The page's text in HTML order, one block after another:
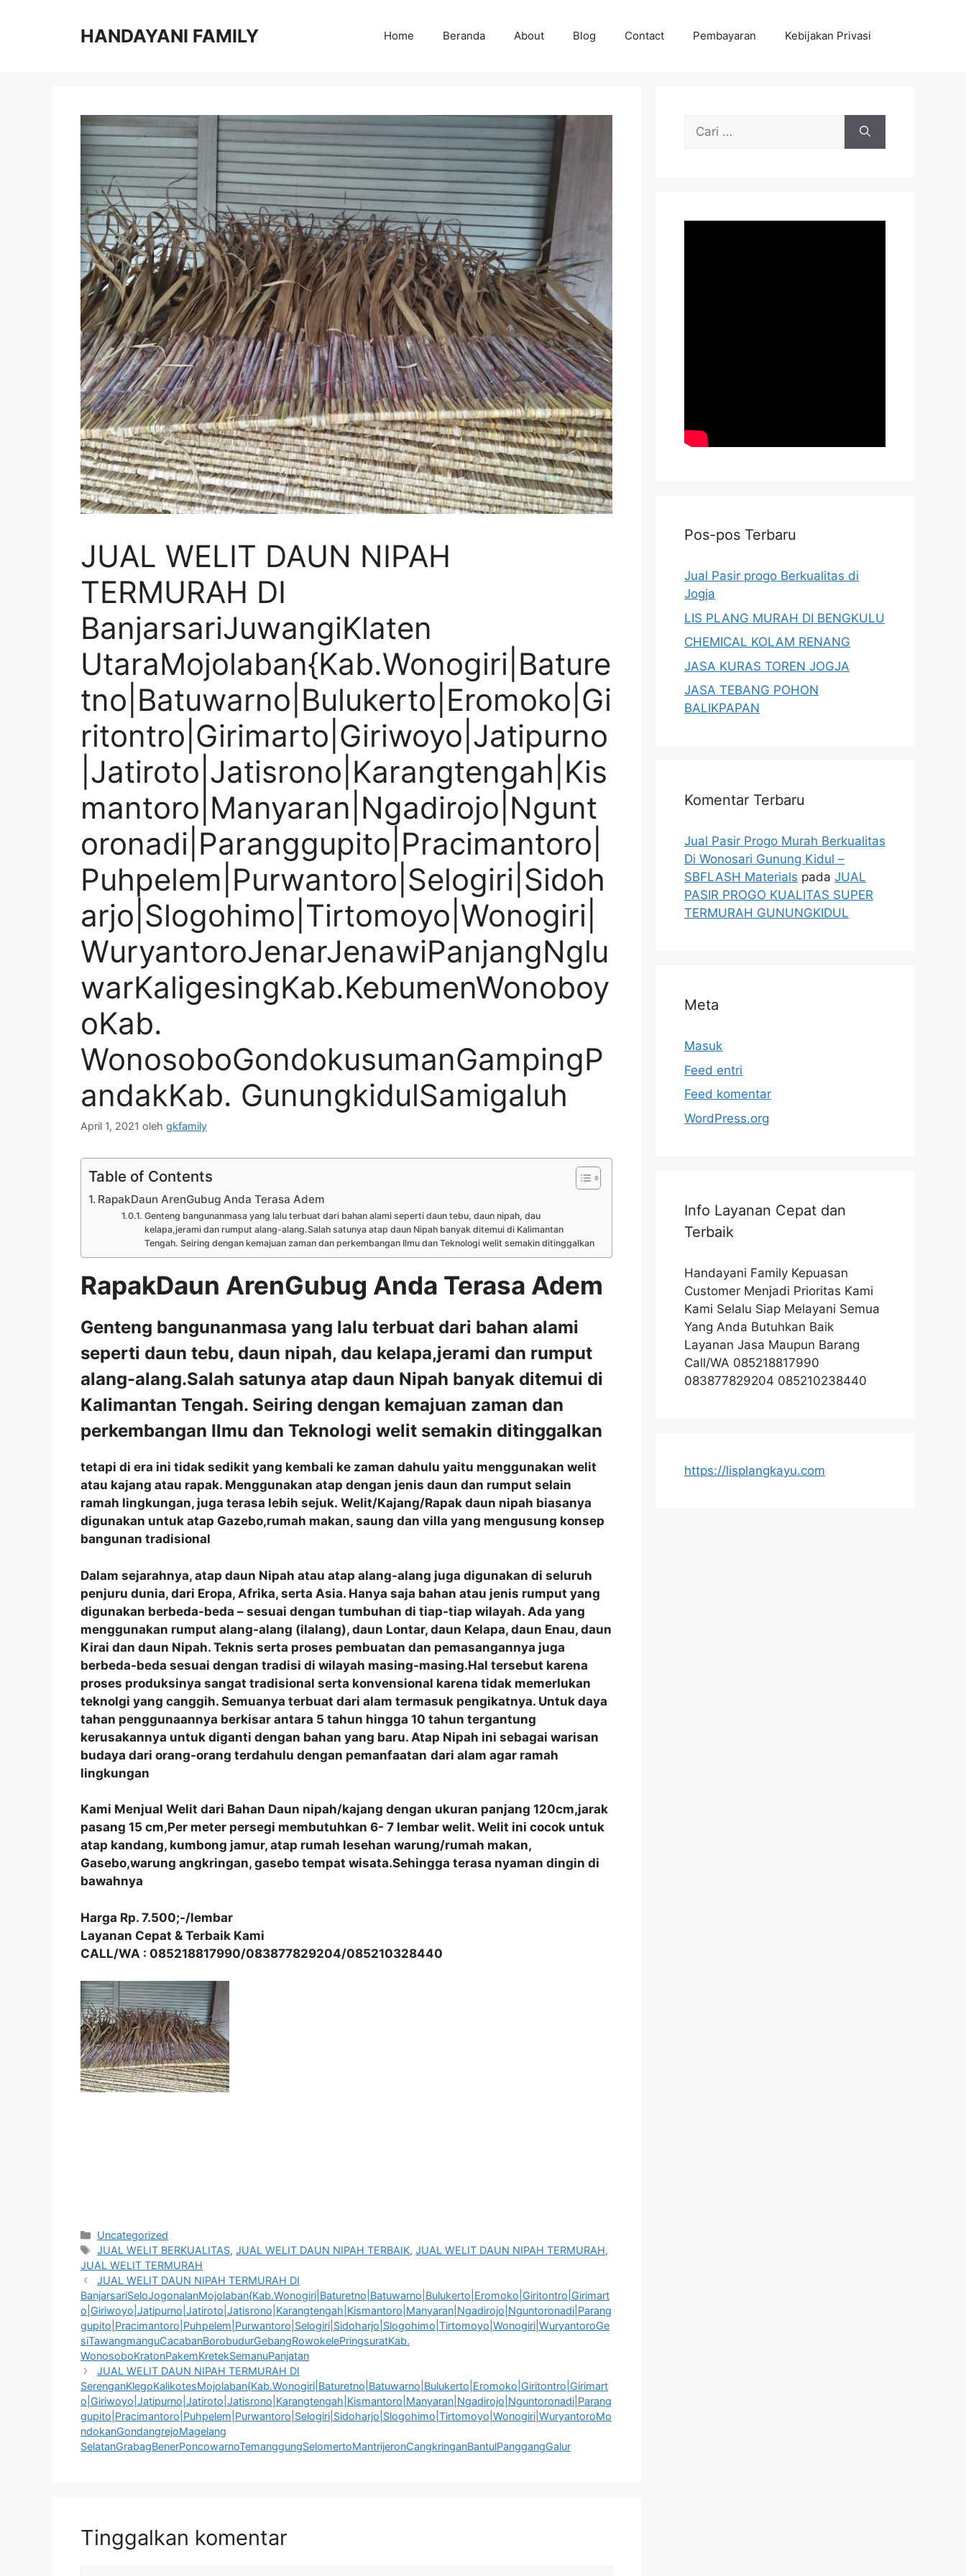
HANDAYANI FAMILY Home Beranda About Blog Contact Pembayaran Kebijakan Privasi
JUAL WELIT DAUN NIPAH
TERMURAH DI
BanjarsariJuwangiKlaten
UtaraMojolaban{Kab.Wonogiri|Bature
tno|Batuwarno|Bulukerto|Eromoko|Gi
ritontro|Girimarto|Giriwoyo|Jatipurno
|Jatiroto|Jatisrono|Karangtengah|Kis
mantoro|Manyaran|Ngadirojo|Ngunt
oronadi|Paranggupito|Pracimantoro|
Puhpelem|Purwantoro|Selogiri|Sidoh
arjo|Slogohimo|Tirtomoyo|Wonogiri|
WuryantoroJenarJenawiPanjangNglu
warKaligesingKab.KebumenWonoboy
oKab.
WonosoboGondokusumanGampingP
andakKab. GunungkidulSamigaluh
April 1, 2021 oleh gkfamily
Table of Contents
RapakDaun ArenGubug Anda Terasa Adem
Genteng bangunanmasa yang lalu terbuat dari bahan alami seperti daun tebu, daun nipah, dau
kelapa,jerami dan rumput alang-alang.Salah satunya atap daun Nipah banyak ditemui di Kalimantan
Tengah. Seiring dengan kemajuan zaman dan perkembangan Ilmu dan Teknologi welit semakin ditinggalkan
RapakDaun ArenGubug Anda Terasa Adem
Genteng bangunanmasa yang lalu terbuat dari bahan alami
seperti daun tebu, daun nipah, dau kelapa,jerami dan rumput
alang-alang.Salah satunya atap daun Nipah banyak ditemui di
Kalimantan Tengah. Seiring dengan kemajuan zaman dan
perkembangan Ilmu dan Teknologi welit semakin ditinggalkan
tetapi di era ini tidak sedikit yang kembali ke zaman dahulu yaitu menggunakan welit
atau kajang atau rapak. Menggunakan atap dengan jenis daun dan rumput selain
ramah lingkungan, juga terasa lebih sejuk. Welit/Kajang/Rapak daun nipah biasanya
digunakan untuk atap Gazebo,rumah makan, saung dan villa yang mengusung konsep
bangunan tradisional
Dalam sejarahnya, atap daun Nipah atau atap alang-alang juga digunakan di seluruh
penjuru dunia, dari Eropa, Afrika, serta Asia. Hanya saja bahan atau jenis rumput yang
digunakan berbeda-beda – sesuai dengan tumbuhan di tiap-tiap wilayah. Ada yang
menggunakan rumput alang-alang (ilalang), daun Lontar, daun Kelapa, daun Enau, daun
Kirai dan daun Nipah. Teknis serta proses pembuatan dan pemasangannya juga
berbeda-beda sesuai dengan tradisi di wilayah masing-masing.Hal tersebut karena
proses produksinya sangat tradisional serta konvensional karena tidak memerlukan
teknolgi yang canggih. Semuanya terbuat dari alam termasuk pengikatnya. Untuk daya
tahan penggunaannya berkisar antara 5 tahun hingga 10 tahun tergantung
kerusakannya untuk diganti dengan bahan yang baru. Atap Nipah ini sebagai warisan
budaya dari orang-orang terdahulu dengan pemanfaatan dari alam agar ramah
lingkungan
Kami Menjual Welit dari Bahan Daun nipah/kajang dengan ukuran panjang 120cm,jarak
pasang 15 cm,Per meter persegi membutuhkan 6- 7 lembar welit. Welit ini cocok untuk
atap kandang, kumbong jamur, atap rumah lesehan warung/rumah makan,
Gasebo,warung angkringan, gasebo tempat wisata.Sehingga terasa nyaman dingin di
bawahnya
Harga Rp. 7.500;-/lembar
Layanan Cepat & Terbaik Kami
CALL/WA : 085218817990/083877829204/085210328440
Kategori
Uncategorized
Tag
JUAL WELIT BERKUALITAS,JUAL WELIT DAUN NIPAH TERBAIK,JUAL WELIT DAUN NIPAH TERMURAH,
JUAL WELIT TERMURAH
JUAL WELIT DAUN NIPAH TERMURAH DI
BanjarsariSeloJogonalanMojolaban{Kab.Wonogiri|Baturetno|Batuwarno|Bulukerto|Eromoko|Giritontro|Girimart
o|Giriwoyo|Jatipurno|Jatiroto|Jatisrono|Karangtengah|Kismantoro|Manyaran|Ngadirojo|Nguntoronadi|Parang
gupito|Pracimantoro|Puhpelem|Purwantoro|Selogiri|Sidoharjo|Slogohimo|Tirtomoyo|Wonogiri|WuryantoroGe
siTawangmanguCacabanBorobudurGebangRowokelePringsuratKab.
WonosoboKratonPakemKretekSemanuPanjatan
JUAL WELIT DAUN NIPAH TERMURAH DI
SerenganKlegoKalikotesMojolaban{Kab.Wonogiri|Baturetno|Batuwarno|Bulukerto|Eromoko|Giritontro|Girimart
o|Giriwoyo|Jatipurno|Jatiroto|Jatisrono|Karangtengah|Kismantoro|Manyaran|Ngadirojo|Nguntoronadi|Parang
gupito|Pracimantoro|Puhpelem|Purwantoro|Selogiri|Sidoharjo|Slogohimo|Tirtomoyo|Wonogiri|WuryantoroMo
ndokanGondangrejoMagelang
SelatanGrabagBenerPoncowarnoTemanggungSelomertoMantrijeronCangkringanBantulPanggangGalur
Tinggalkan komentar
Cari
Pos-pos Terbaru
Jual Pasir progo Berkualitas di
Jogja
LIS PLANG MURAH DI BENGKULU
CHEMICAL KOLAM RENANG
JASA KURAS TOREN JOGJA
JASA TEBANG POHON
BALIKPAPAN
Komentar Terbaru
Jual Pasir Progo Murah Berkualitas
Di Wonosari Gunung Kidul –
SBFLASH Materials pada JUAL
PASIR PROGO KUALITAS SUPER
TERMURAH GUNUNGKIDUL
Meta
Masuk
Feed entri
Feed komentar
WordPress.org
Info Layanan Cepat dan
Terbaik
Handayani Family Kepuasan
Customer Menjadi Prioritas Kami
Kami Selalu Siap Melayani Semua
Yang Anda Butuhkan Baik
Layanan Jasa Maupun Barang
Call/WA 085218817990
083877829204 085210238440
https://lisplangkayu.com